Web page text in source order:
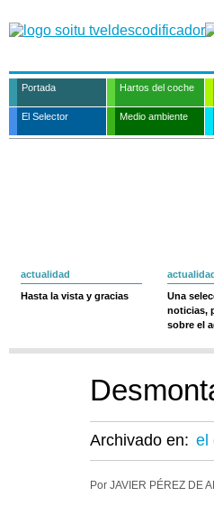
Portada Hartos del coche
El Selector Medio ambiente
actualidad
Hasta la vista y gracias
Una
noticias,
sobre el
Archivado en: el
Por JAVIER PÉREZ DE